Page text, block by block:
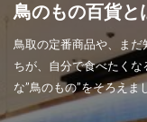
鳥のもの百貨と
鳥取の定番商品や、ま
ちが、自分で食べたく
な”鳥のもの”をそろえま